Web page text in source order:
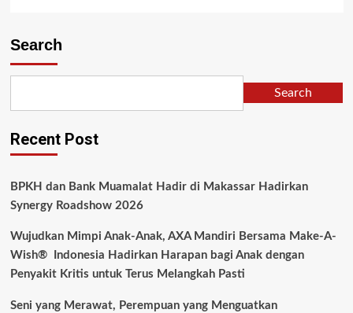
Search
Search
Recent Post
BPKH dan Bank Muamalat Hadir di Makassar Hadirkan
Synergy Roadshow 2026
Wujudkan Mimpi Anak-Anak, AXA Mandiri Bersama Make-A-
Wish® Indonesia Hadirkan Harapan bagi Anak dengan
Penyakit Kritis untuk Terus Melangkah Pasti
Seni yang Merawat, Perempuan yang Menguatkan